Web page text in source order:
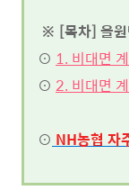
※ [목차] 올원
⊙ 1. 비대면
⊙ 2. 비대면
⊙ NH농협 자